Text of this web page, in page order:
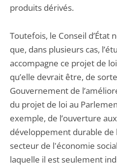
produits dérivés.
Toutefois, le Conseil d’État
que, dans plusieurs cas,
accompagne ce projet de
qu’elle devrait être, de
Gouvernement de
du projet de loi au
exemple, de l’ouverture
développement durable de
secteur de l'économie
laquelle il est seulement